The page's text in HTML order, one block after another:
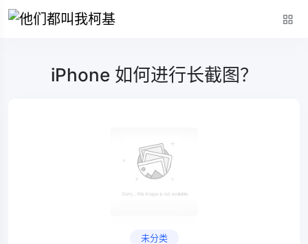
iPhone 如何进行长截图？
未分类